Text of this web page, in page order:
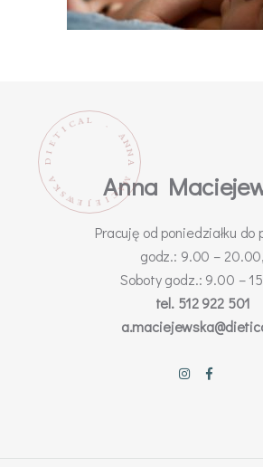
D
I
E
T
I C A L
A
N
N
A
M
A
C
I
E
J
E
W
S
K
A Anna
Pracuję od poniedziałku do
godz.: 9.00 – 20.00,
Soboty godz.: 9.00 –
tel. 512 922 501